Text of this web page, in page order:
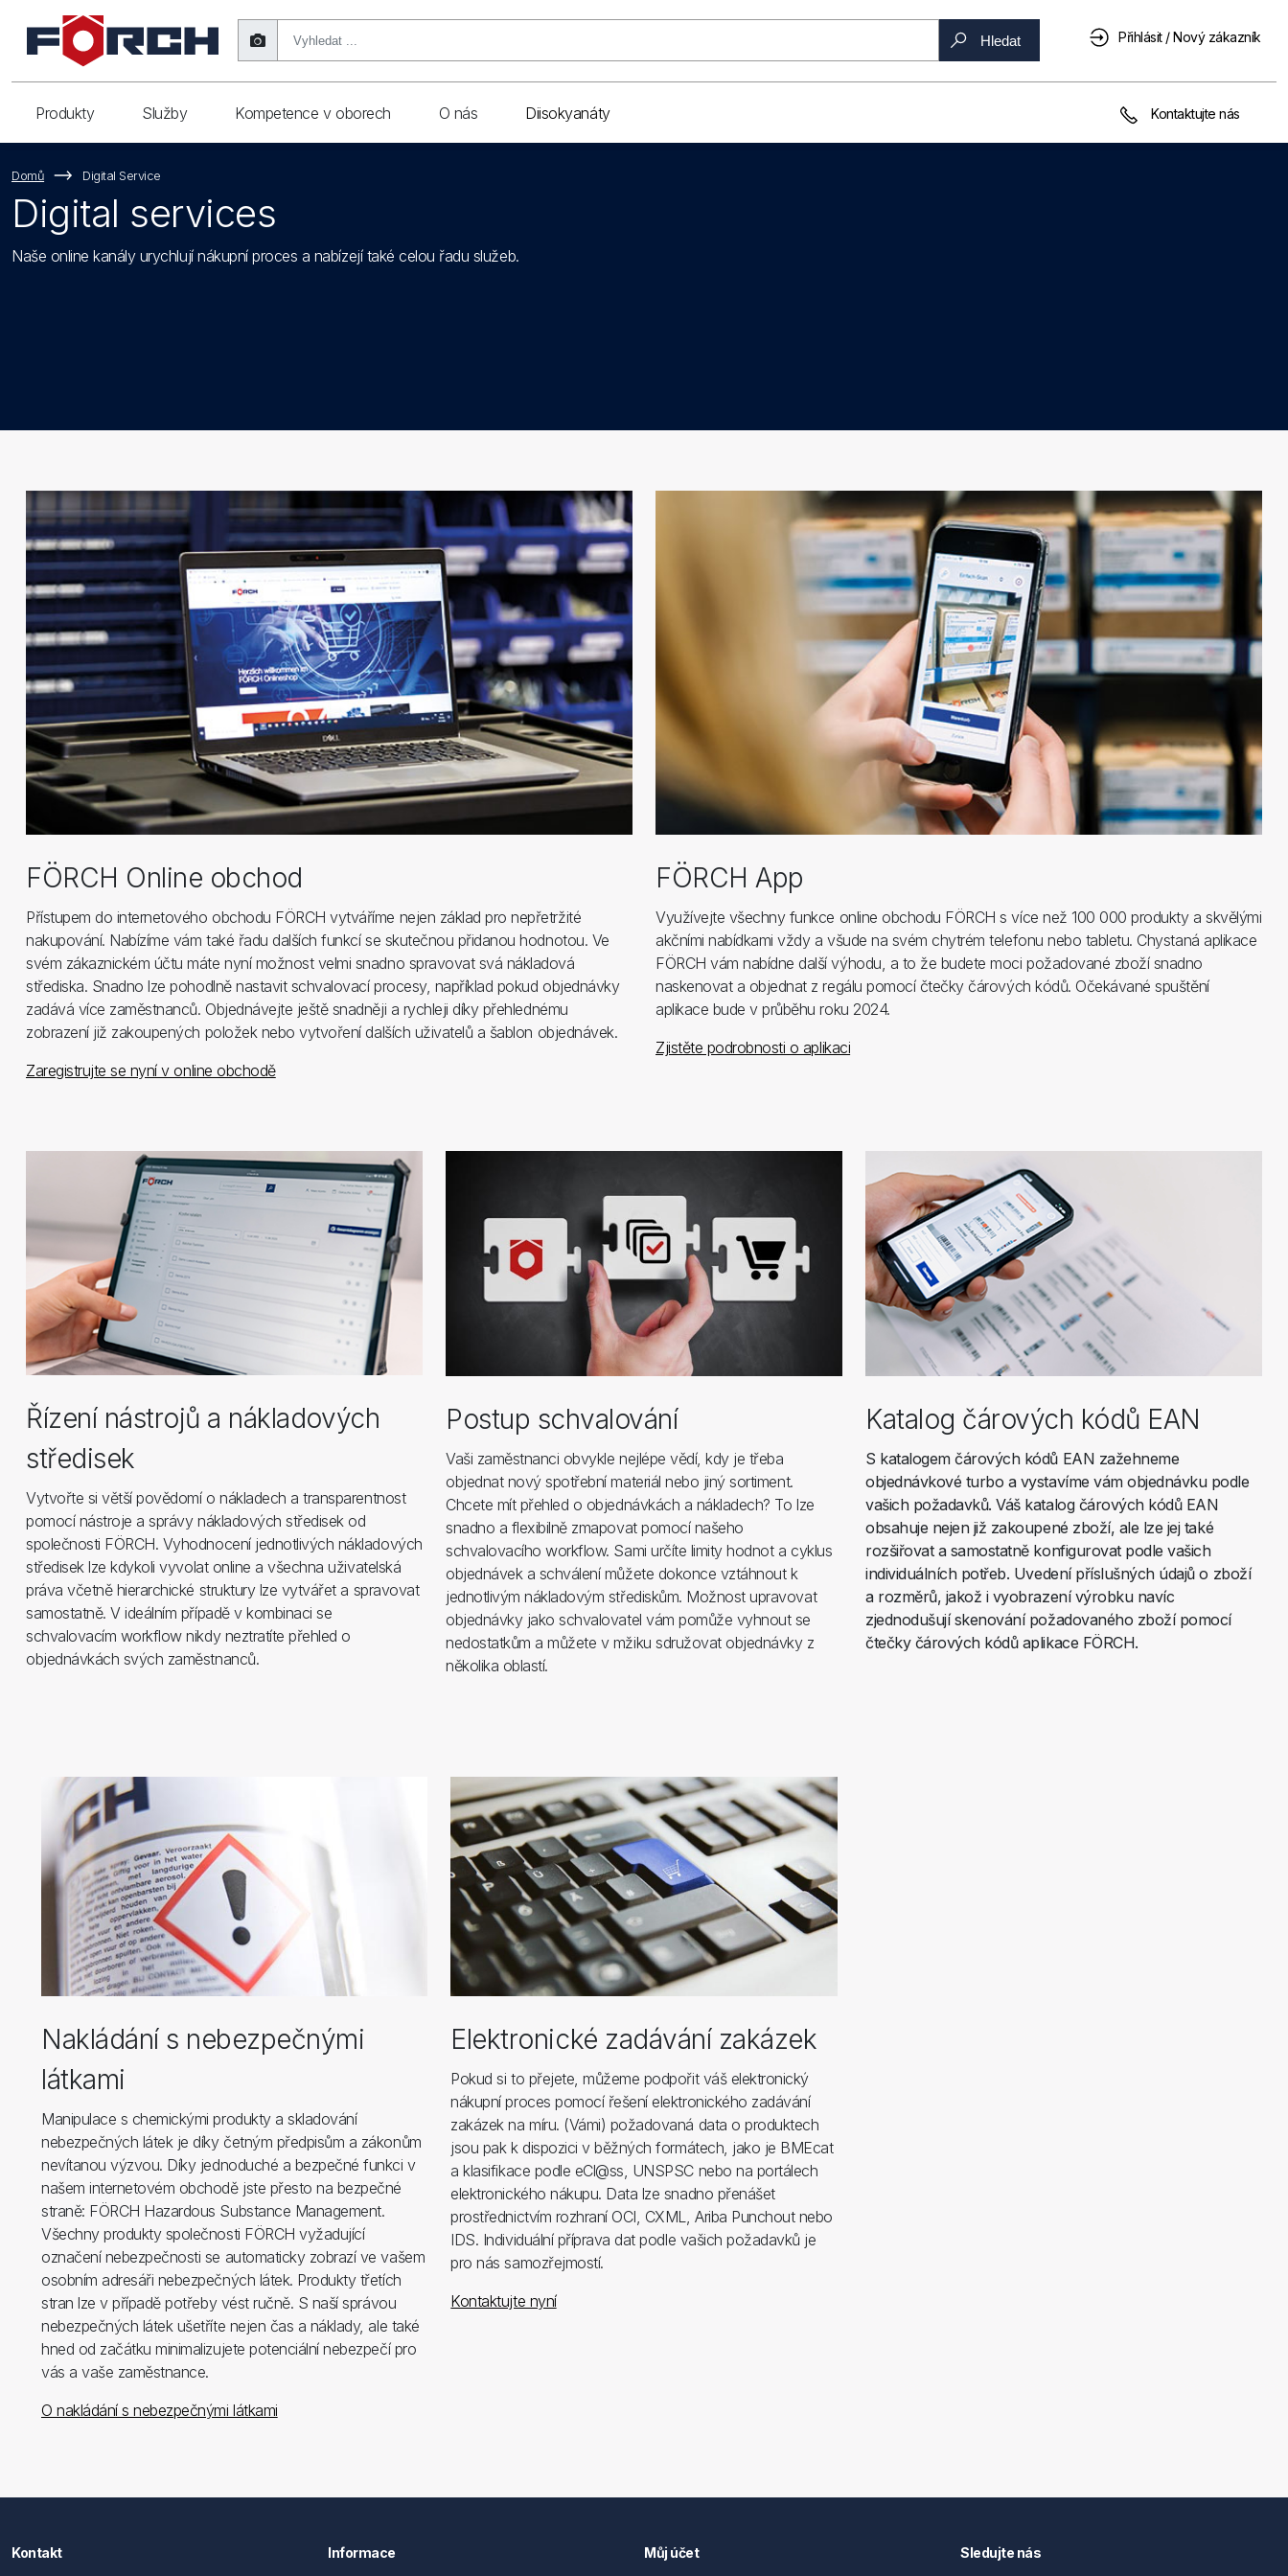
Hledat Přihlásit / Nový zákazník
Produkty Služby Kompetence v oborech O nás Diisokyanáty Kontaktujte nás
Domů Digital Service
Digital services
Naše online kanály urychlují nákupní proces a nabízejí také celou řadu služeb.
FÖRCH Online obchod
Přístupem do internetového obchodu FÖRCH vytváříme nejen základ pro nepřetržité
nakupování. Nabízíme vám také řadu dalších funkcí se skutečnou přidanou hodnotou. Ve
svém zákaznickém účtu máte nyní možnost velmi snadno spravovat svá nákladová
střediska. Snadno lze pohodlně nastavit schvalovací procesy, například pokud objednávky
zadává více zaměstnanců. Objednávejte ještě snadněji a rychleji díky přehlednému
zobrazení již zakoupených položek nebo vytvoření dalších uživatelů a šablon objednávek.
Zaregistrujte se nyní v online obchodě
FÖRCH App
Využívejte všechny funkce online obchodu FÖRCH s více než 100 000 produkty a skvělými
akčními nabídkami vždy a všude na svém chytrém telefonu nebo tabletu. Chystaná aplikace
FÖRCH vám nabídne další výhodu, a to že budete moci požadované zboží snadno
naskenovat a objednat z regálu pomocí čtečky čárových kódů. Očekávané spuštění
aplikace bude v průběhu roku 2024.
Zjistěte podrobnosti o aplikaci
Řízení nástrojů a nákladových
středisek
Vytvořte si větší povědomí o nákladech a transparentnost
pomocí nástroje a správy nákladových středisek od
společnosti FÖRCH. Vyhodnocení jednotlivých nákladových
středisek lze kdykoli vyvolat online a všechna uživatelská
práva včetně hierarchické struktury lze vytvářet a spravovat
samostatně. V ideálním případě v kombinaci se
schvalovacím workflow nikdy neztratíte přehled o
objednávkách svých zaměstnanců.
Postup schvalování
Vaši zaměstnanci obvykle nejlépe vědí, kdy je třeba
objednat nový spotřební materiál nebo jiný sortiment.
Chcete mít přehled o objednávkách a nákladech? To lze
snadno a flexibilně zmapovat pomocí našeho
schvalovacího workflow. Sami určíte limity hodnot a cyklus
objednávek a schválení můžete dokonce vztáhnout k
jednotlivým nákladovým střediskům. Možnost upravovat
objednávky jako schvalovatel vám pomůže vyhnout se
nedostatkům a můžete v mžiku sdružovat objednávky z
několika oblastí.
Katalog čárových kódů EAN
S katalogem čárových kódů EAN zažehneme
objednávkové turbo a vystavíme vám objednávku podle
vašich požadavků. Váš katalog čárových kódů EAN
obsahuje nejen již zakoupené zboží, ale lze jej také
rozšiřovat a samostatně konfigurovat podle vašich
individuálních potřeb. Uvedení příslušných údajů o zboží
a rozměrů, jakož i vyobrazení výrobku navíc
zjednodušují skenování požadovaného zboží pomocí
čtečky čárových kódů aplikace FÖRCH.
Nakládání s nebezpečnými
látkami
Manipulace s chemickými produkty a skladování
nebezpečných látek je díky četným předpisům a zákonům
nevítanou výzvou. Díky jednoduché a bezpečné funkci v
našem internetovém obchodě jste přesto na bezpečné
straně: FÖRCH Hazardous Substance Management.
Všechny produkty společnosti FÖRCH vyžadující
označení nebezpečnosti se automaticky zobrazí ve vašem
osobním adresáři nebezpečných látek. Produkty třetích
stran lze v případě potřeby vést ručně. S naší správou
nebezpečných látek ušetříte nejen čas a náklady, ale také
hned od začátku minimalizujete potenciální nebezpečí pro
vás a vaše zaměstnance.
O nakládání s nebezpečnými látkami
Elektronické zadávání zakázek
Pokud si to přejete, můžeme podpořit váš elektronický
nákupní proces pomocí řešení elektronického zadávání
zakázek na míru. (Vámi) požadovaná data o produktech
jsou pak k dispozici v běžných formátech, jako je BMEcat
a klasifikace podle eCl@ss, UNSPSC nebo na portálech
elektronického nákupu. Data lze snadno přenášet
prostřednictvím rozhraní OCI, CXML, Ariba Punchout nebo
IDS. Individuální příprava dat podle vašich požadavků je
pro nás samozřejmostí.
Kontaktujte nyní
Kontakt Informace Můj účet Sledujte nás